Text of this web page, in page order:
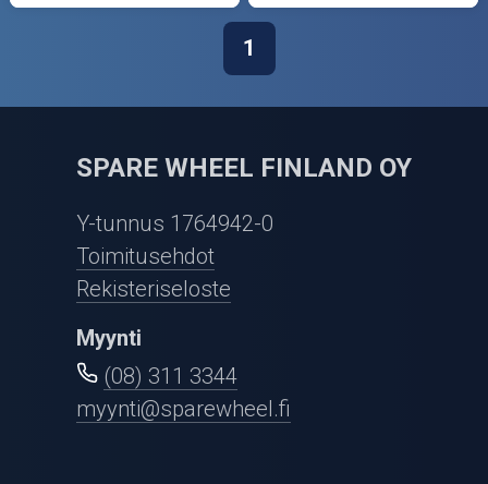
1
SPARE WHEEL FINLAND OY
Y-tunnus 1764942-0
Toimitusehdot
Rekisteriseloste
Myynti
(08) 311 3344
myynti@sparewheel.fi